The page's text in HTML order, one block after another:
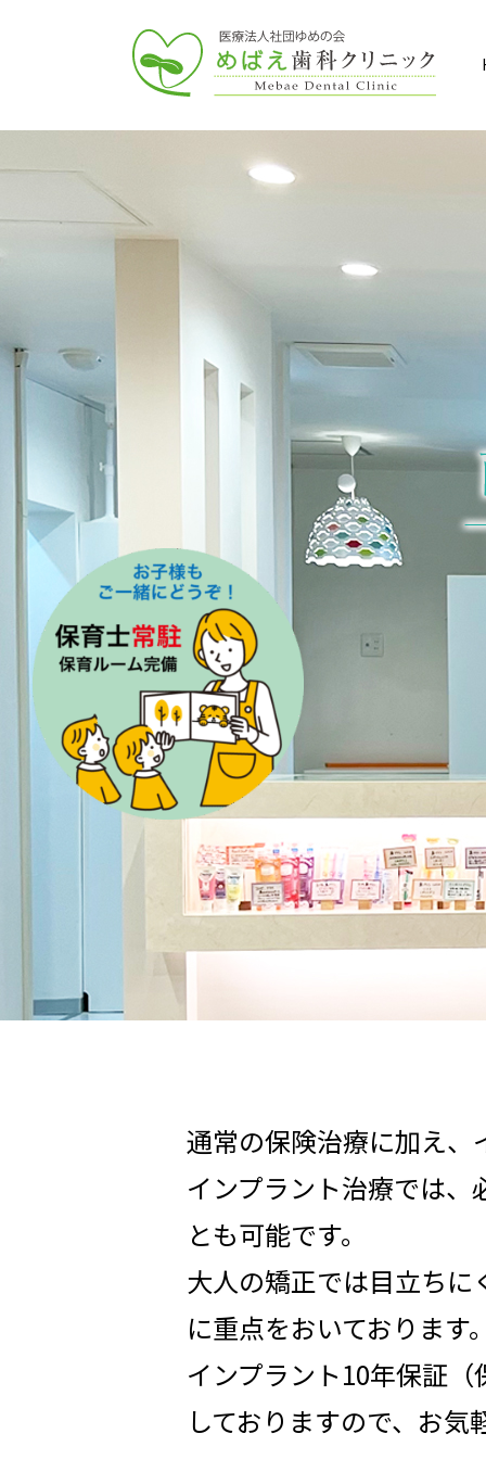
通常の保険治療に加え、
インプラント治療では
とも可能です。
大人の矯正では目立ち
に重点をおいております。
インプラント10年保証
しておりますので、お気